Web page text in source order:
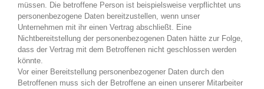
müssen. Die betroffene Person ist beispielsweise verpflichtet uns
personenbezogene Daten bereitzustellen, wenn unser
Unternehmen mit ihr einen Vertrag abschließt. Eine
Nichtbereitstellung der personenbezogenen Daten hätte zur Folge,
dass der Vertrag mit dem Betroffenen nicht geschlossen werden
könnte.
Vor einer Bereitstellung personenbezogener Daten durch den
Betroffenen muss sich der Betroffene an einen unserer Mitarbeiter